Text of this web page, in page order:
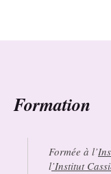
Formation
Formée à l’
l’Institut